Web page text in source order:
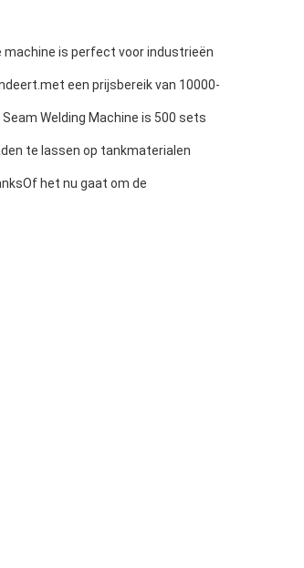
machine is perfect voor industrieën
een prijsbereik van 10000-
Welding Machine is 500 sets
te lassen op tankmaterialen
het nu gaat om de